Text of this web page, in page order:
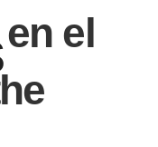
el